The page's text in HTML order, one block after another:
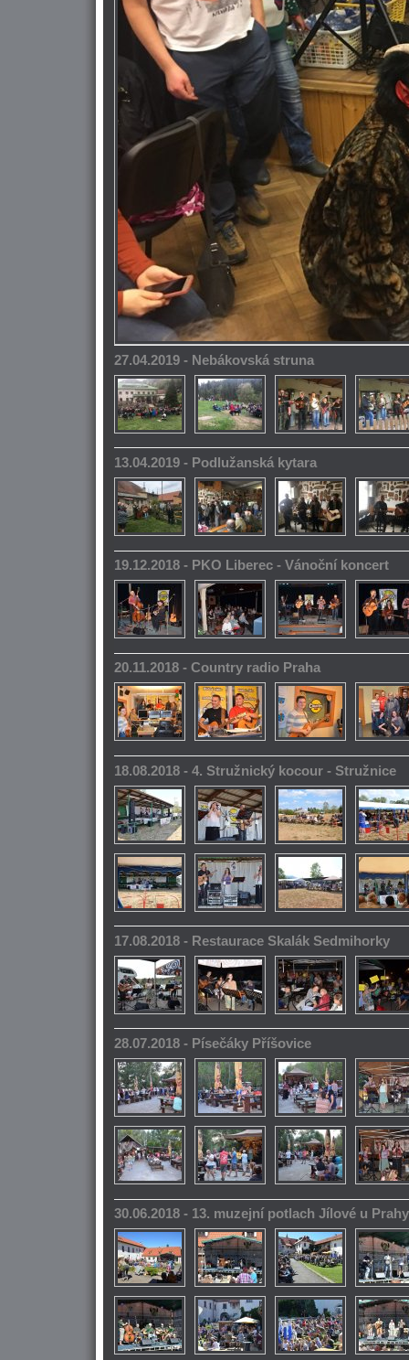
27.04.2019 - Nebákovská struna
13.04.2019 - Podlužanská kytara
19.12.2018 - PKO Liberec - Vánoční koncert
20.11.2018 - Country radio Praha
18.08.2018 - 4. Stružnický kocour - Stružnice
17.08.2018 - Restaurace Skalák Sedmihorky
28.07.2018 - Písečáky Příšovice
30.06.2018 - 13. muzejní potlach Jílové u Prahy